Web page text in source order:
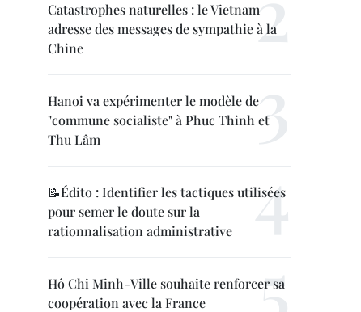
Catastrophes naturelles : le Vietnam
adresse des messages de sympathie à la
Chine
Hanoi va expérimenter le modèle de
"commune socialiste" à Phuc Thinh et
Thu Lâm
📝Édito : Identifier les tactiques utilisées
pour semer le doute sur la
rationnalisation administrative
Hô Chi Minh-Ville souhaite renforcer sa
coopération avec la France